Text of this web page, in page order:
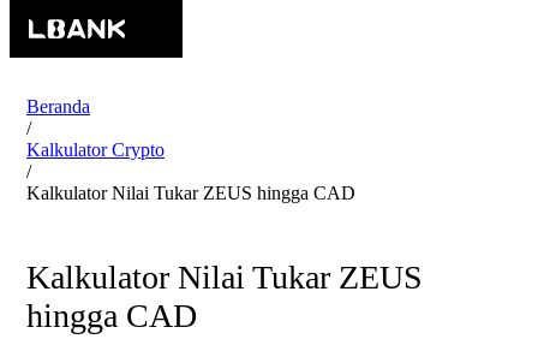
Beranda
/
Kalkulator Crypto
/
Kalkulator Nilai Tukar ZEUS hingga CAD
Kalkulator Nilai Tukar ZEUS
hingga CAD